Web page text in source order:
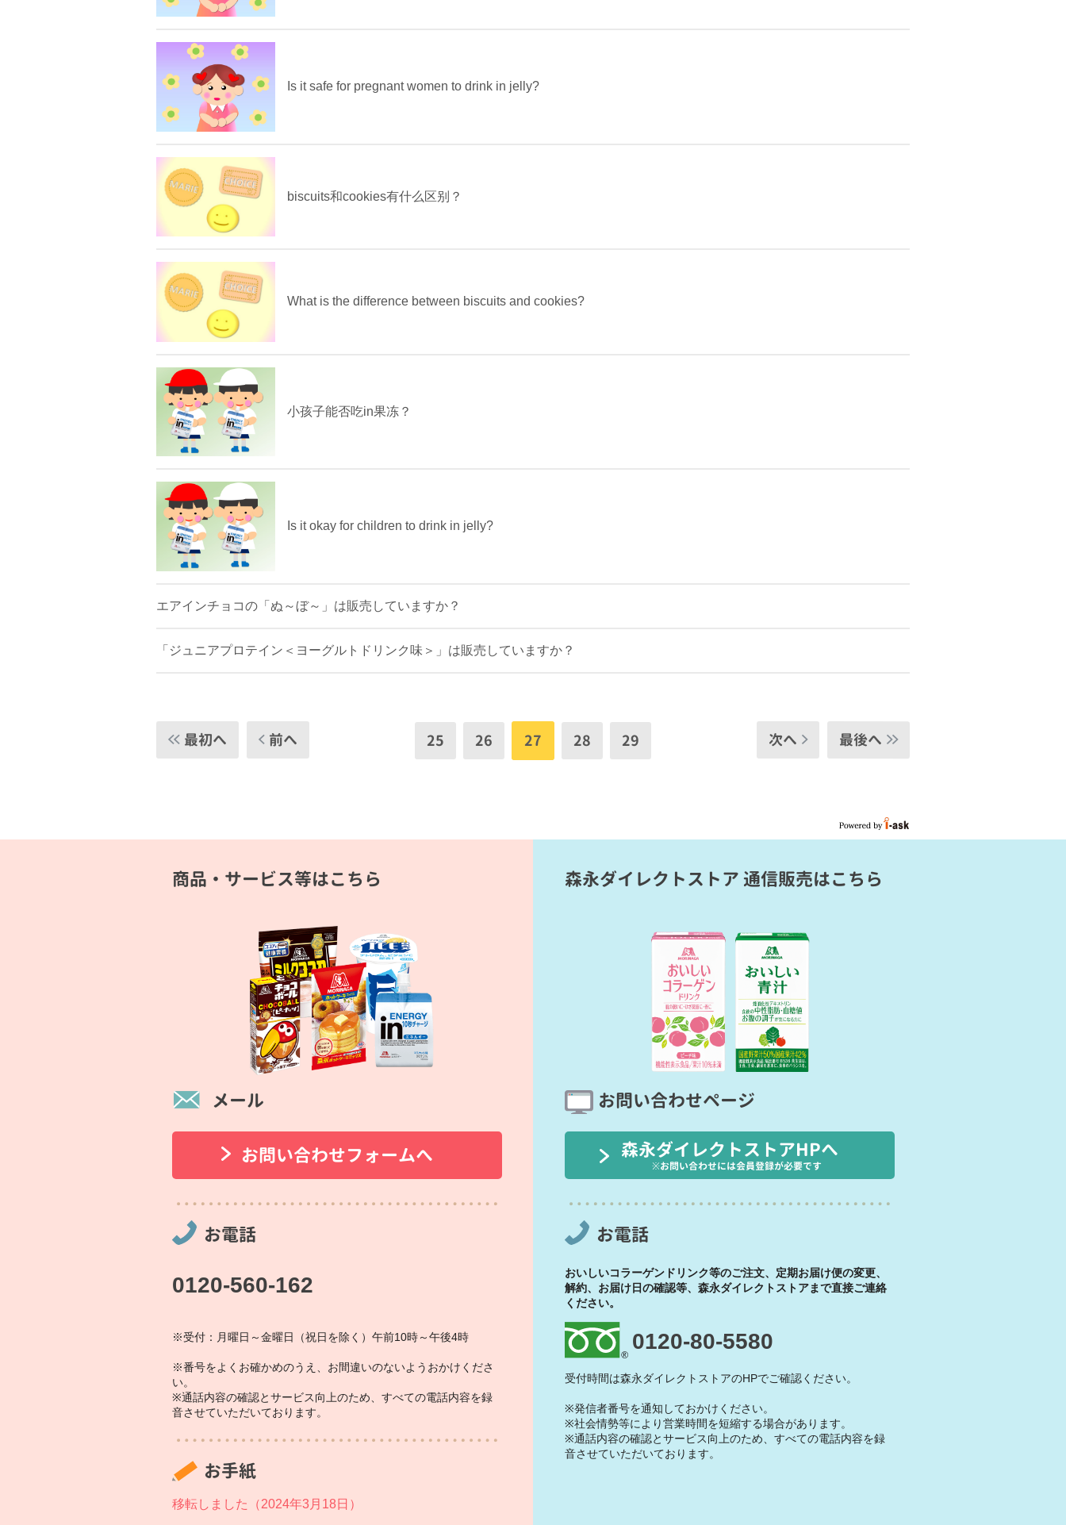
Is it safe for pregnant women to drink in jelly?
biscuits和cookies有什么区别？
What is the difference between biscuits and cookies?
小孩子能否吃in果冻？
Is it okay for children to drink in jelly?
エアインチョコの「ぬ～ぼ～」は販売していますか？
「ジュニアプロテイン＜ヨーグルトドリンク味＞」は販売していますか？
最初へ 前へ 25 26 27 28 29 次へ 最後へ
商品・サービス等はこちら
メール
お問い合わせフォームへ
お電話
0120-560-162
※受付：月曜日～金曜日（祝日を除く）午前10時～午後4時
※番号をよくお確かめのうえ、お間違いのないようおかけくださ
い。
※通話内容の確認とサービス向上のため、すべての電話内容を録
音させていただいております。
お手紙
移転しました（2024年3月18日）
森永ダイレクトストア 通信販売はこちら
お問い合わせページ
森永ダイレクトストアHPへ
※お問い合わせには会員登録が必要です
お電話
おいしいコラーゲンドリンク等のご注文、定期お届け便の変更、
解約、お届け日の確認等、森永ダイレクトストアまで直接ご連絡
ください。
0120-80-5580
受付時間は森永ダイレクトストアのHPでご確認ください。
※発信者番号を通知しておかけください。
※社会情勢等により営業時間を短縮する場合があります。
※通話内容の確認とサービス向上のため、すべての電話内容を録
音させていただいております。